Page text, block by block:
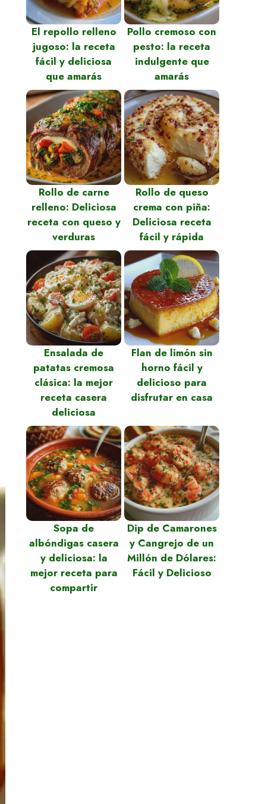
El repollo relleno
jugoso: la receta
fácil y deliciosa
que amarás
Pollo cremoso con
pesto: la receta
indulgente que
amarás
Rollo de carne
relleno: Deliciosa
receta con queso y
verduras
Rollo de queso
crema con piña:
Deliciosa receta
fácil y rápida
Ensalada de
patatas cremosa
clásica: la mejor
receta casera
deliciosa
Flan de limón sin
horno fácil y
delicioso para
disfrutar en casa
Sopa de
albóndigas casera
y deliciosa: la
mejor receta para
compartir
Dip de Camarones
y Cangrejo de un
Millón de Dólares:
Fácil y Delicioso